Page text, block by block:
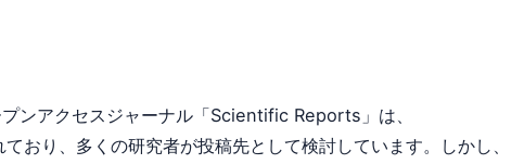
ンアクセスジャーナル「Scientific Reports」は、
おり、多くの研究者が投稿先として検討しています。しかし、